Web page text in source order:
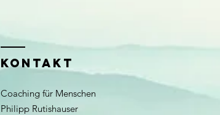
KONTAKT
Coaching für Menschen
Philipp Rutishauser